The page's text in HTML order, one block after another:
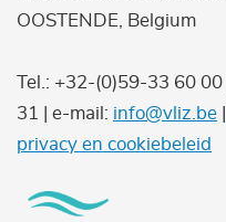
OOSTENDE, Belgium
Tel.: +32-(0)59-33 60
31 | e-mail: info@vliz.be
privacy en cookiebeleid